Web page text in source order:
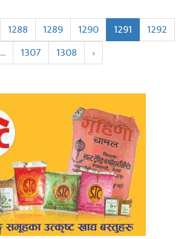
1288 1289 1290 1291
1292
... 1307 1308 ›